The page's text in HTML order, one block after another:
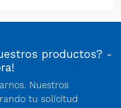
productos? -
Nuestros
tu solicitud